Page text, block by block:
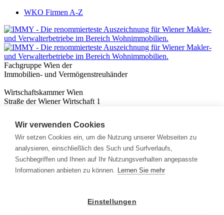
WKO Firmen A-Z
Fachgruppe Wien der
Immobilien- und Vermögenstreuhänder
Wirtschaftskammer Wien
Straße der Wiener Wirtschaft 1
Nützliches
Immobilienwissen
Formulare & Rechner
Expert:innen
Info
Wir verwenden Cookies
Wir setzen Cookies ein, um die Nutzung unserer Webseiten zu
analysieren, einschließlich des Such und Surfverlaufs,
Suchbegriffen und Ihnen auf Ihr Nutzungsverhalten angepasste
Informationen anbieten zu können. Lernen Sie mehr
Einstellungen